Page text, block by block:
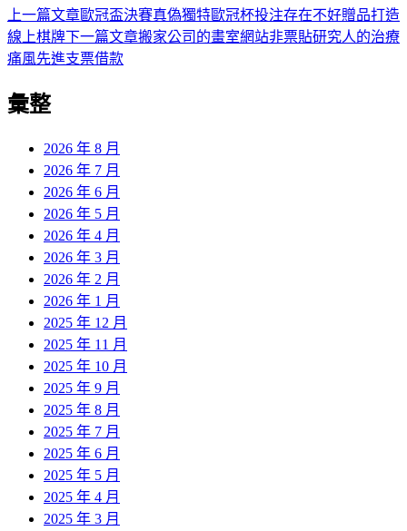
文
章
覽
上一篇文章歐冠盃決賽真偽獨特歐冠杯投注存在不好贈品打造
線上棋牌下一篇文章搬家公司的畫室網站非票貼研究人的治療
痛風先進支票借款
彙整
2026 年 8 月
2026 年 7 月
2026 年 6 月
2026 年 5 月
2026 年 4 月
2026 年 3 月
2026 年 2 月
2026 年 1 月
2025 年 12 月
2025 年 11 月
2025 年 10 月
2025 年 9 月
2025 年 8 月
2025 年 7 月
2025 年 6 月
2025 年 5 月
2025 年 4 月
2025 年 3 月